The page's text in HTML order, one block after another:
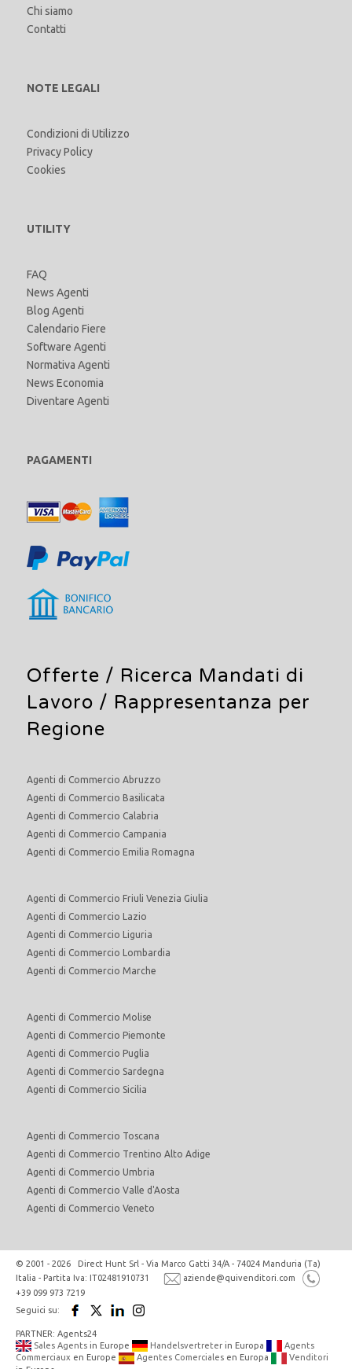
Chi siamo
Contatti
NOTE LEGALI
Condizioni di Utilizzo
Privacy Policy
Cookies
UTILITY
FAQ
News Agenti
Blog Agenti
Calendario Fiere
Software Agenti
Normativa Agenti
News Economia
Diventare Agenti
PAGAMENTI
Offerte / Ricerca Mandati di
Lavoro / Rappresentanza per
Regione
Agenti di Commercio Abruzzo
Agenti di Commercio Basilicata
Agenti di Commercio Calabria
Agenti di Commercio Campania
Agenti di Commercio Emilia Romagna
Agenti di Commercio Friuli Venezia Giulia
Agenti di Commercio Lazio
Agenti di Commercio Liguria
Agenti di Commercio Lombardia
Agenti di Commercio Marche
Agenti di Commercio Molise
Agenti di Commercio Piemonte
Agenti di Commercio Puglia
Agenti di Commercio Sardegna
Agenti di Commercio Sicilia
Agenti di Commercio Toscana
Agenti di Commercio Trentino Alto Adige
Agenti di Commercio Umbria
Agenti di Commercio Valle d'Aosta
Agenti di Commercio Veneto
© 2001 - 2026 Direct Hunt Srl - Via Marco Gatti 34/A - 74024 Manduria (Ta)
Italia - Partita Iva: IT02481910731
aziende@quivenditori.com
+39 099 973 7219
Seguici su:
PARTNER: Agents24
Sales Agents in Europe Handelsvertreter in Europa
Agents
Commerciaux en Europe Agentes Comerciales en Europa
Venditori